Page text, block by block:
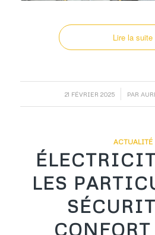
Lire la suite
21 FÉVRIER 2025
/ PAR
ACTUALITÉ
LES